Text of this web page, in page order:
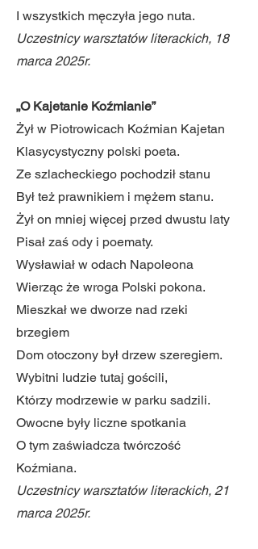
I wszystkich męczyła jego nuta.
Uczestnicy warsztatów literackich, 18
marca 2025r.
„O Kajetanie Koźmianie”
Żył w Piotrowicach Koźmian Kajetan
Klasycystyczny polski poeta.
Ze szlacheckiego pochodził stanu
Był też prawnikiem i mężem stanu.
Żył on mniej więcej przed dwustu laty
Pisał zaś ody i poematy.
Wysławiał w odach Napoleona
Wierząc że wroga Polski pokona.
Mieszkał we dworze nad rzeki
brzegiem
Dom otoczony był drzew szeregiem.
Wybitni ludzie tutaj gościli,
Którzy modrzewie w parku sadzili.
Owocne były liczne spotkania
O tym zaświadcza twórczość
Koźmiana.
Uczestnicy warsztatów literackich, 21
marca 2025r.